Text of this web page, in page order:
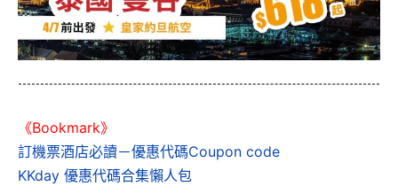
《Bookmark》
訂機票酒店必讀－優惠代碼Coupon code
KKday 優惠代碼合集懶人包